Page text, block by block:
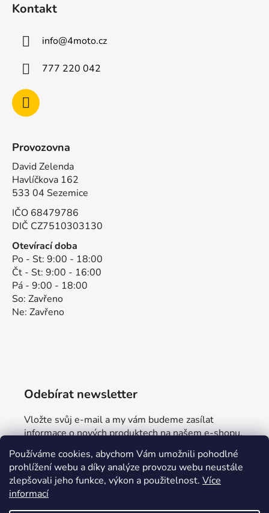
Používáme cookies, abychom Vám umožnili pohodlné
prohlížení webu a díky analýze provozu webu neustále
zlepšovali jeho funkce, výkon a použitelnost. Více
informací
Kontakt
info@4moto.cz
777 220 042
Provozovna
David Zelenda
Havlíčkova 162
533 04 Sezemice
IČO 68479786
DIČ CZ7510303130
Otevírací doba
Po - St: 9:00 - 18:00
Čt - St: 9:00 - 16:00
Pá - 9:00 - 18:00
So: Zavřeno
Ne: Zavřeno
Odebírat newsletter
Vložte svůj e-mail a my vám budeme zasílat
informace o nových produktech na našem e-shopu.
E-mail
Vložením e-mailu souhlasíte spodmínkami
ochrany osobních údajů